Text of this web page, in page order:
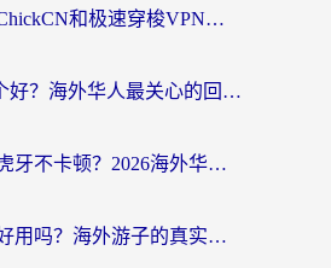
海外党必看：ChickCN和极速穿梭VPN好用吗？3招教你选对回国加速器无缝刷国内资源
斧牛和light哪个好？海外华人最关心的回国加速器选择难题，一篇讲透
在国外怎么用虎牙不卡顿？2026海外华人亲测有效的回国加速器选择指南
斧牛和加速喵好用吗？海外游子的真实选择困境